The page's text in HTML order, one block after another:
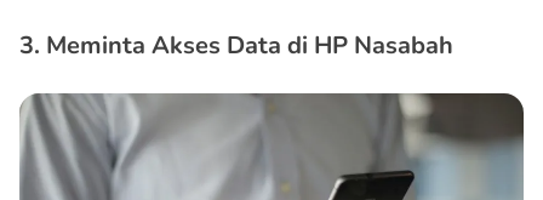
3. Meminta Akses Data di HP Nasabah